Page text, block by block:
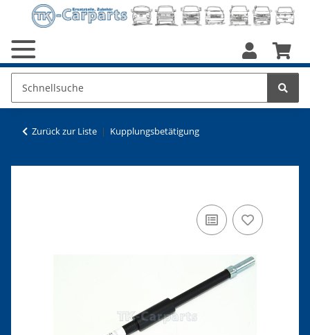
Zurück zur Liste Kupplungsbetätigung